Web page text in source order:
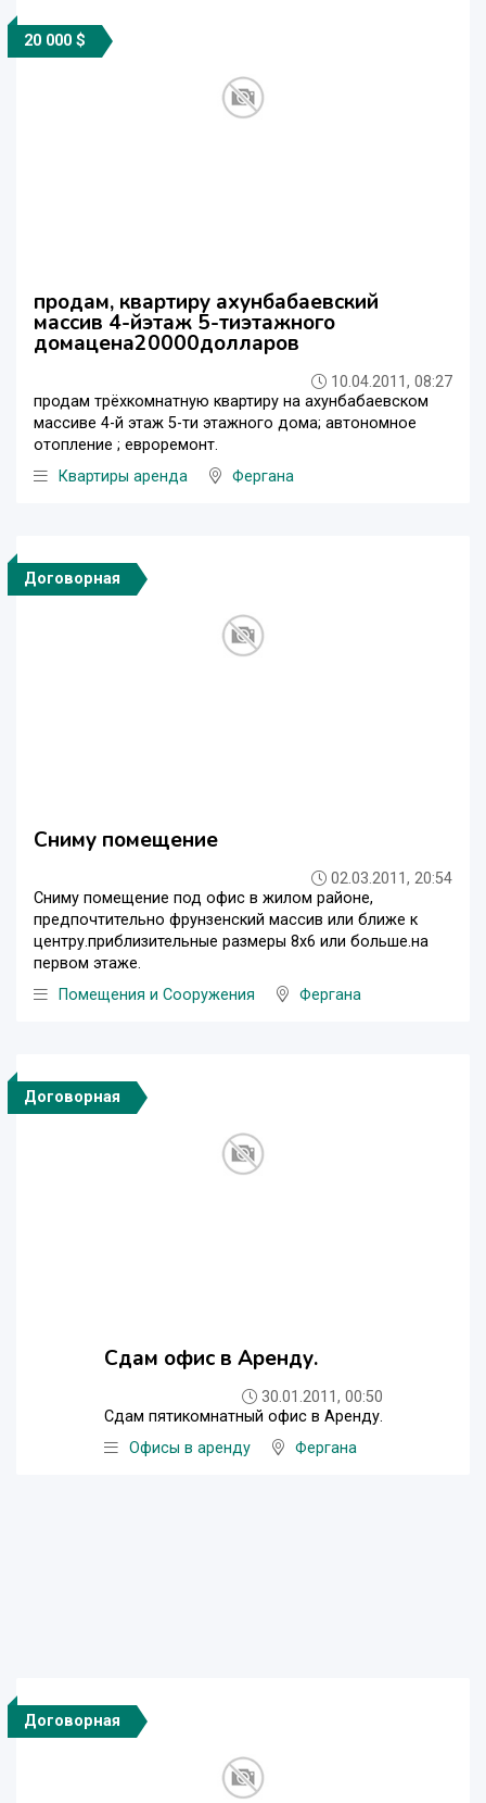
20 000 $
продам, квартиру ахунбабаевский
массив 4-йэтаж 5-тиэтажного
домацена20000долларов
10.04.2011, 08:27
продам трёхкомнатную квартиру на ахунбабаевском
массиве 4-й этаж 5-ти этажного дома; автономное
отопление ; евроремонт.
Квартиры аренда
Фергана
Договорная
Сниму помещение
02.03.2011, 20:54
Сниму помещение под офис в жилом районе,
предпочтительно фрунзенский массив или ближе к
центру.приблизительные размеры 8х6 или больше.на
первом этаже.
Помещения и Сооружения
Фергана
Договорная
Сдам офис в Аренду.
30.01.2011, 00:50
Сдам пятикомнатный офис в Аренду.
Офисы в аренду
Фергана
Договорная